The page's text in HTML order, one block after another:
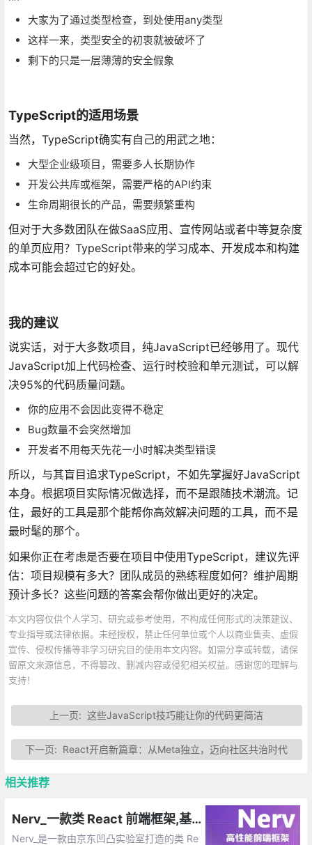
大家为了通过类型检查，到处使用any类型
这样一来，类型安全的初衷就被破坏了
剩下的只是一层薄薄的安全假象
TypeScript的适用场景
当然，TypeScript确实有自己的用武之地：
大型企业级项目，需要多人长期协作
开发公共库或框架，需要严格的API约束
生命周期很长的产品，需要频繁重构
但对于大多数团队在做SaaS应用、宣传网站或者中等复杂度
的单页应用？TypeScript带来的学习成本、开发成本和构建
成本可能会超过它的好处。
我的建议
说实话，对于大多数项目，纯JavaScript已经够用了。现代
JavaScript加上代码检查、运行时校验和单元测试，可以解
决95%的代码质量问题。
你的应用不会因此变得不稳定
Bug数量不会突然增加
开发者不用每天先花一小时解决类型错误
所以，与其盲目追求TypeScript，不如先掌握好JavaScript
本身。根据项目实际情况做选择，而不是跟随技术潮流。记
住，最好的工具是那个能帮你高效解决问题的工具，而不是
最时髦的那个。
如果你正在考虑是否要在项目中使用TypeScript，建议先评
估：项目规模有多大？团队成员的熟练程度如何？维护周期
预计多长？这些问题的答案会帮你做出更好的决定。
本文内容仅供个人学习、研究或参考使用，不构成任何形式的决策建议、
专业指导或法律依据。未经授权，禁止任何单位或个人以商业售卖、虚假
宣传、侵权传播等非学习研究目的使用本文内容。如需分享或转载，请保
留原文来源信息，不得篡改、删减内容或侵犯相关权益。感谢您的理解与
支持！
上一页:这些JavaScript技巧能让你的代码更简洁
下一页: React开启新篇章：从Meta独立，迈向社区共治时代
相关推荐
Nerv_一款类 React 前端框架,基于虚拟 DOM 技术的 JavaScript(TypeScript) 库
Nerv_是一款由京东凹凸实验室打造的类 Re